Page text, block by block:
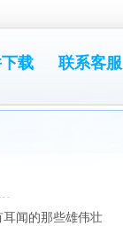
载 联系客服
耳闻的那些雄伟壮